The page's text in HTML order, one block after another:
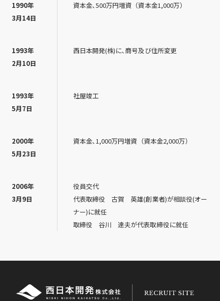
1990年
3月14日
資本金､500万円増資（資本金1,000万）
1993年
2月10日
西日本開発(株)に､商号及び住所変更
1993年
5月7日
社屋竣工
2000年
5月23日
資本金､1,000万円増資（資本金2,000万）
2006年
3月9日
役員交代
代表取締役 古賀 英雄(創業者)が相談役(オー
ナー)に就任
取締役 谷川 達夫が代表取締役に就任